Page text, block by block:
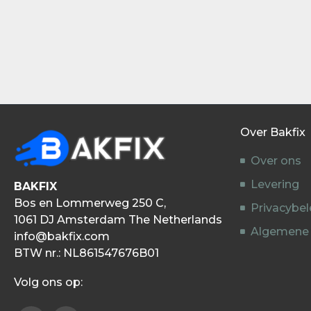
BAKFIX
Bos en Lommerweg 250 C,
1061 DJ Amsterdam The Netherlands
info@bakfix.com
BTW nr.: NL861547676B01
Volg ons op:
Over Bakfix
Over ons
Levering